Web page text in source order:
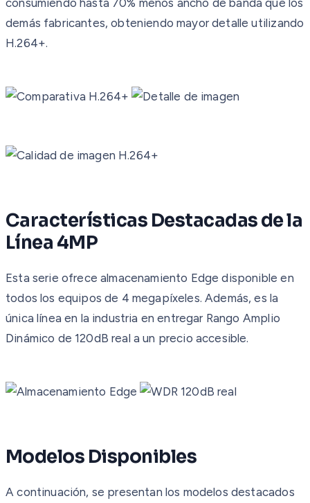
demás fabricantes, obteniendo mayor detalle utilizando
H.264+.
Características Destacadas de la
Línea 4MP
Esta serie ofrece almacenamiento Edge disponible en
todos los equipos de 4 megapíxeles. Además, es la
única línea en la industria en entregar Rango Amplio
Dinámico de 120dB real a un precio accesible.
Modelos Disponibles
A continuación, se presentan los modelos destacados